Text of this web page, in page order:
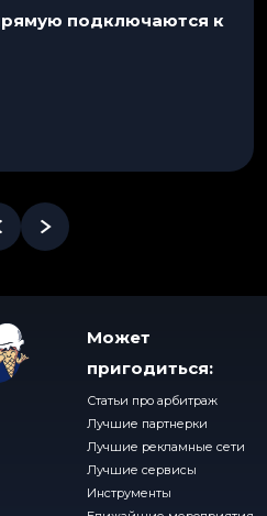
подключаются к
Может
пригодиться:
Статьи про арбитраж
Лучшие партнерки
Лучшие рекламные сети
Лучшие сервисы
Инструменты